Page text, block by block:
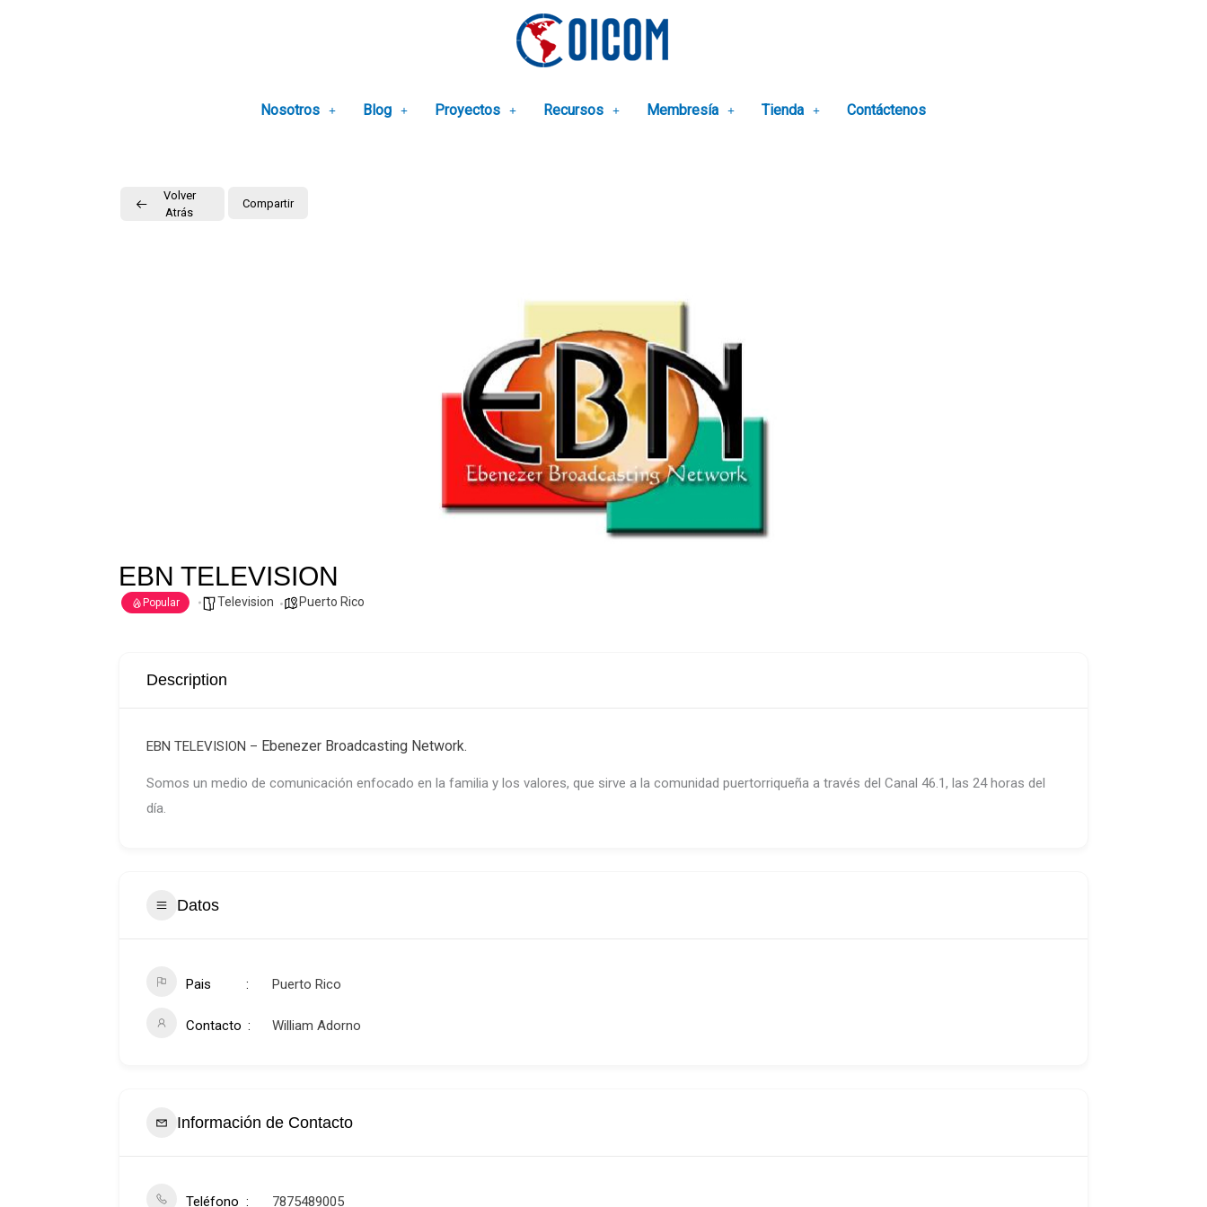
Nosotros Blog Proyectos Recursos Membresía Tienda Contáctenos
Volver
Atrás
Compartir
EBN TELEVISION
Popular Television Puerto Rico
Description
EBN TELEVISION – Ebenezer Broadcasting Network.
Somos un medio de comunicación enfocado en la familia y los valores, que sirve a la comunidad puertorriqueña a través del Canal 46.1, las 24 horas del
día.
Datos
Pais Puerto Rico
Contacto William Adorno
Información de Contacto
Teléfono 7875489005